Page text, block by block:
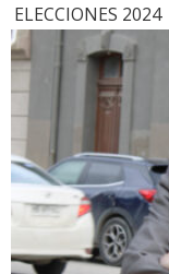
ELECCIONES 2024